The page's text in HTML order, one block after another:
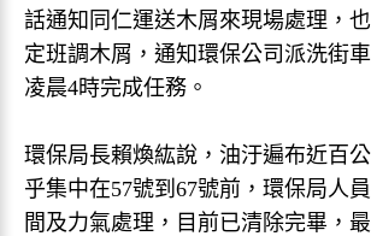
話通知同仁運送木屑來現場處理，
定班調木屑，通知環保公司派洗街
凌晨4時完成任務。
環保局長賴煥紘說，油汙遍布近百
乎集中在57號到67號前，環保局人
間及力氣處理，目前已清除完畢，